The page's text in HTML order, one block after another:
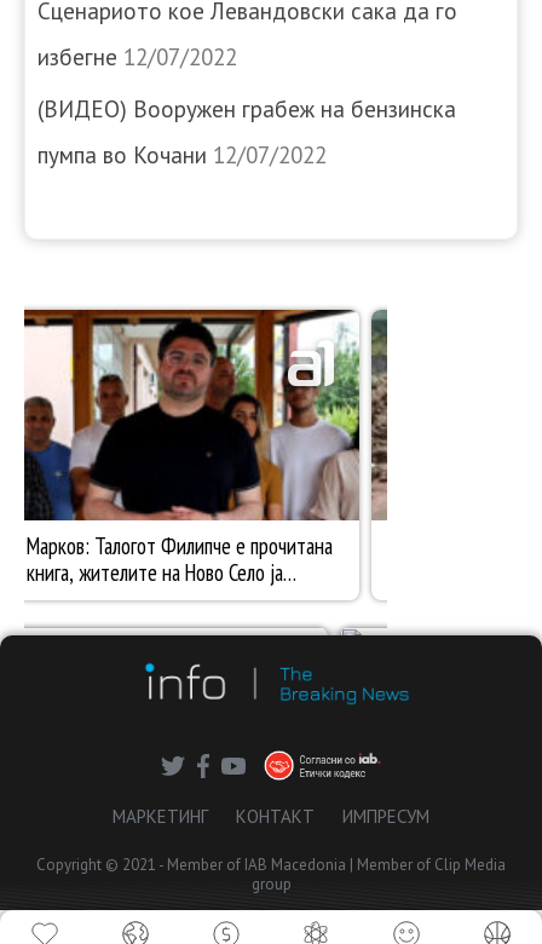
Сценариото кое Левандовски сака да го
избегне 12/07/2022
(ВИДЕО) Вооружен грабеж на бензинска
пумпа во Кочани 12/07/2022
МАРКЕТИНГ КОНТАКТ ИМПРЕСУМ
Copyright © 2021 - Member of IAB Macedonia | Member of Clip Media
group